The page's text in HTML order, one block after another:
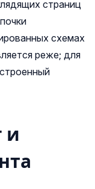
страниц
схемах
реже; для
и